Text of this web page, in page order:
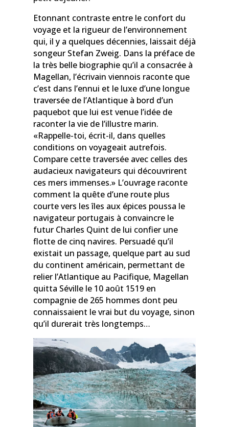
Etonnant contraste entre le confort du
voyage et la rigueur de l’environnement
qui, il y a quelques décennies, laissait déjà
songeur Stefan Zweig. Dans la préface de
la très belle biographie qu’il a consacrée à
Magellan, l’écrivain viennois raconte que
c’est dans l’ennui et le luxe d’une longue
traversée de l’Atlantique à bord d’un
paquebot que lui est venue l’idée de
raconter la vie de l’illustre marin.
«Rappelle-toi, écrit-il, dans quelles
conditions on voyageait autrefois.
Compare cette traversée avec celles des
audacieux navigateurs qui découvrirent
ces mers immenses.» L’ouvrage raconte
comment la quête d’une route plus
courte vers les îles aux épices poussa le
navigateur portugais à convaincre le
futur Charles Quint de lui confier une
flotte de cinq navires. Persuadé qu’il
existait un passage, quelque part au sud
du continent américain, permettant de
relier l’Atlantique au Pacifique, Magellan
quitta Séville le 10 août 1519 en
compagnie de 265 hommes dont peu
connaissaient le vrai but du voyage, sinon
qu’il durerait très longtemps…